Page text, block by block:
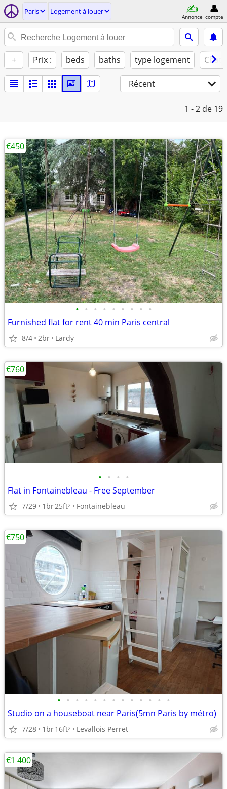
Paris Logement à louer
Annonce compte
+ Prix : beds baths type logement
Récent
1 - 2 de 19
• • • • • • • • •
Furnished flat for rent 40 min Paris central
8/4 2br Lardy
€450
• • • •
Flat in Fontainebleau - Free September
7/29 1br25ft2 Fontainebleau
€760
• • • • • • • • • • • • •
Studio on a houseboat near Paris(5mn Paris by métro)
7/28 1br16ft2 Levallois Perret
€750
€1 400